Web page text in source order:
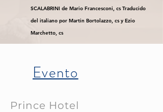
SCALABRINI de Mario Francesconi, cs Traducido
del italiano por Martin Bortolazzo, cs y Ezio
Marchetto, cs
Evento
Prince Hotel